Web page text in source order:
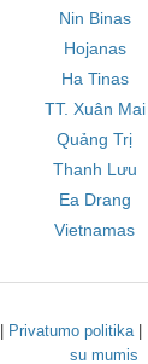
Nin Binas
Hojanas
Ha Tinas
TT. Xuân Mai
Quảng Trị
Thanh Lưu
Ea Drang
Vietnamas
Privatumo politika|
su mumis